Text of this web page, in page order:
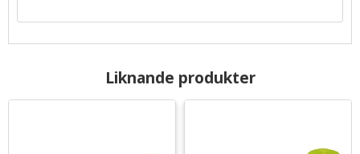
Liknande produkter